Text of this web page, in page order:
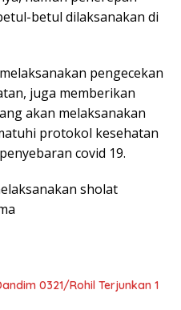
betul dilaksanakan di
pengecekan
juga memberikan
akan melaksanakan
protokol kesehatan
covid 19.
sholat
0321/Rohil Terjunkan 1